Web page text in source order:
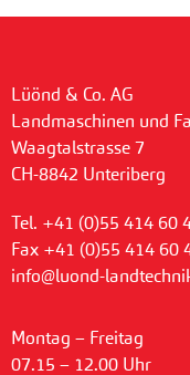
Lüönd & Co. AG
Landmaschinen und
Waagtalstrasse 7
CH-8842 Unteriberg
Tel. +41 (0)55 414 60
Fax +41 (0)55 414 60
info@luond-
Montag – Freitag
07.15 – 12.00 Uhr